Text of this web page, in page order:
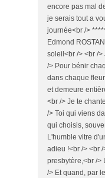
encore pas mal
je serais tout a
journée<br />
Edmond
soleil<br /> <br /
/> Pour bénir
dans chaque
et demeure
<br /> Je te
/> Toi qui viens
qui choisis,
L'humble vitre
adieu !<br /> <br
presbytère,<br />
/> Et quand, par